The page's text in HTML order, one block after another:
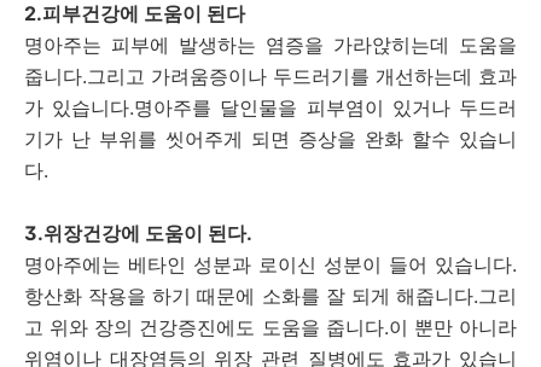
2.피부건강에 도움이 된다
명아주는 피부에 발생하는 염증을 가라앉히는데 도움을
줍니다.그리고 가려움증이나 두드러기를 개선하는데 효과
가 있습니다.명아주를 달인물을 피부염이 있거나 두드러
기가 난 부위를 씻어주게 되면 증상을 완화 할수 있습니
다.
3.위장건강에 도움이 된다.
명아주에는 베타인 성분과 로이신 성분이 들어 있습니다.
항산화 작용을 하기 때문에 소화를 잘 되게 해줍니다.그리
고 위와 장의 건강증진에도 도움을 줍니다.이 뿐만 아니라
위염이나 대장염등의 위장 관련 질병에도 효과가 있습니